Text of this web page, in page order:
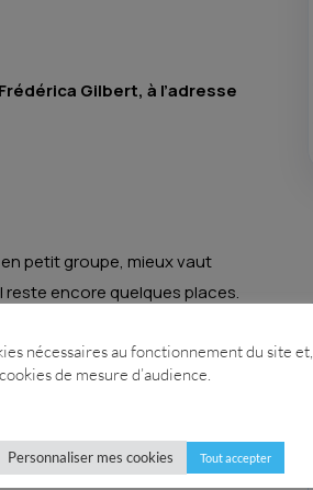
Gilbert, à l’adresse
petit groupe, mieux vaut
reste encore quelques places.
vous mondain de plus, mais
Marc Barr y propose une
Ici, pas de surenchère, pas
mots qui résonnent comme
nécessaires au fonctionnement du site et,
de mesure d’audience.
Personnaliser mes cookies Tout accepter